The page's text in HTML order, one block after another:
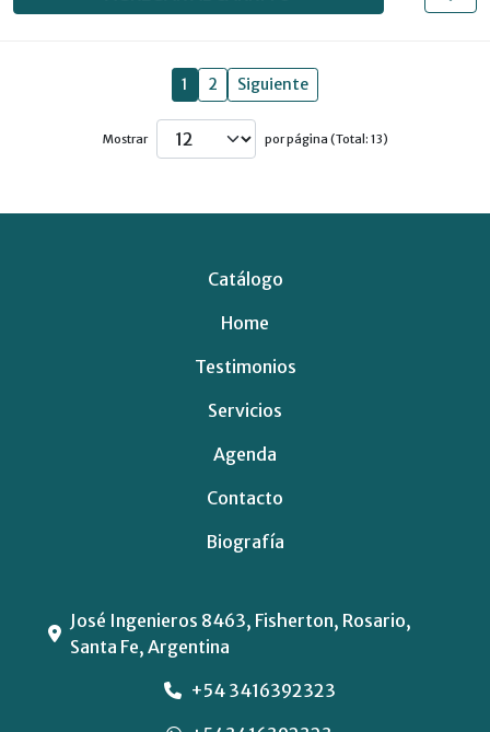
1 2 Siguiente
Mostrar por página (Total: 13)
Catálogo
Home
Testimonios
Servicios
Agenda
Contacto
Biografía
José Ingenieros 8463, Fisherton, Rosario,
Santa Fe, Argentina
+54 3416392323